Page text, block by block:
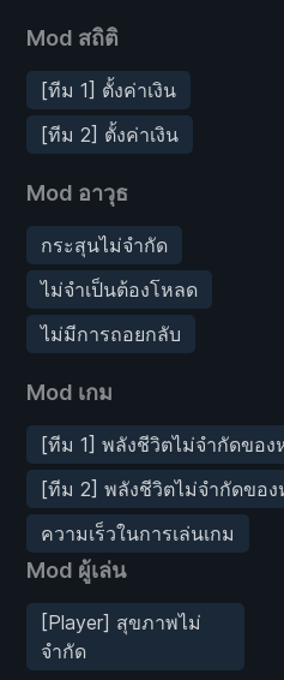
Mod สถิติ
[ทีม 1] ตั้งค่าเงิน
[ทีม 2] ตั้งค่าเงิน
Mod อาวุธ
กระสุนไม่จำกัด
ไม่จำเป็นต้องโหลด
ไม่มีการถอยกลับ
Mod เกม
[ทีม 1] พลังชีวิตไม่จำกัดของ
[ทีม 2] พลังชีวิตไม่จำกัดของ
ความเร็วในการเล่นเกม
Mod ผู้เล่น
[Player] สุขภาพไม่
จำกัด